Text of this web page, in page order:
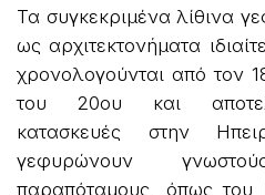
Τα συγκεκριμένα λίθινα
ως αρχιτεκτονήματα
χρονολογούνται από τον
του 20ου και
κατασκευές στην
γεφυρώνουν
παραπόταμους, όπως του